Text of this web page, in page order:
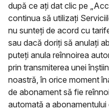
după ce ați dat clic pe
continua să utilizați
nu sunteți de acord cu
sau dacă doriți să anulați
puteți anula reînnoirea
prin transmiterea unei
noastră, în orice moment
de abonament să fie
automată a abonamentului